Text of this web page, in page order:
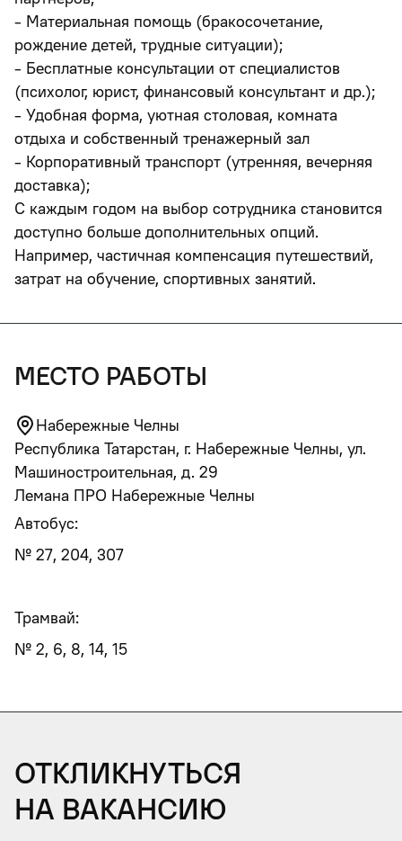
- Материальная помощь (бракосочетание,
рождение детей, трудные ситуации);
- Бесплатные консультации от специалистов
(психолог, юрист, финансовый консультант и др.);
- Удобная форма, уютная столовая, комната
отдыха и собственный тренажерный зал
- Корпоративный транспорт (утренняя, вечерняя
доставка);
С каждым годом на выбор сотрудника становится
доступно больше дополнительных опций.
Например, частичная компенсация путешествий,
затрат на обучение, спортивных занятий.
место работы
Набережные Челны
Республика Татарстан, г. Набережные Челны, ул.
Машиностроительная, д. 29
Лемана ПРО Набережные Челны
Автобус:
№ 27, 204, 307
Трамвай:
№ 2, 6, 8, 14, 15
Откликнуться
на вакансию